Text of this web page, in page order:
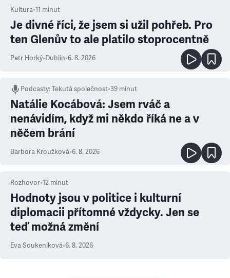
Kultura•11 minut
Je divné říci, že jsem si užil pohřeb. Pro
ten Glenův to ale platilo stoprocentně
Petr Horký•Dublin•6. 8. 2026
Podcasty:Tekutá společnost•39 minut
Natálie Kocábová: Jsem rváč a
nenávidím, když mi někdo říká ne a v
něčem brání
Barbora Kroužková•6. 8. 2026
Rozhovor•12 minut
Hodnoty jsou v politice i kulturní
diplomacii přítomné vždycky. Jen se
teď možná změní
Eva Soukeníková•6. 8. 2026